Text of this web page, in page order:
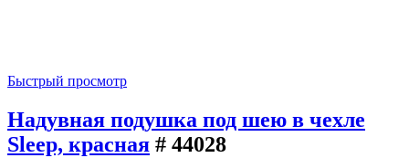
Быстрый просмотр
Надувная подушка под шею в чехле
Sleep, красная # 44028